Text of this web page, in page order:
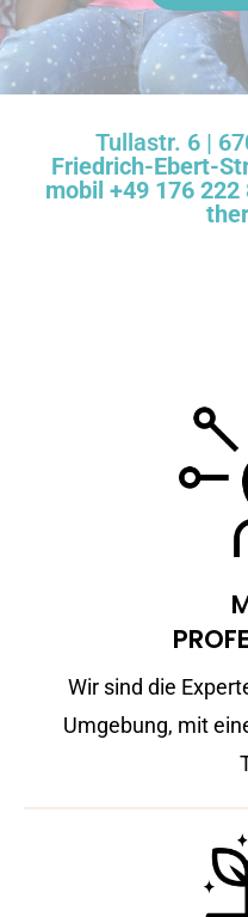
Tullastr. 6 |
Friedrich-Ebert-
mobil +49 176
Wir sind die
Umgebung, mit